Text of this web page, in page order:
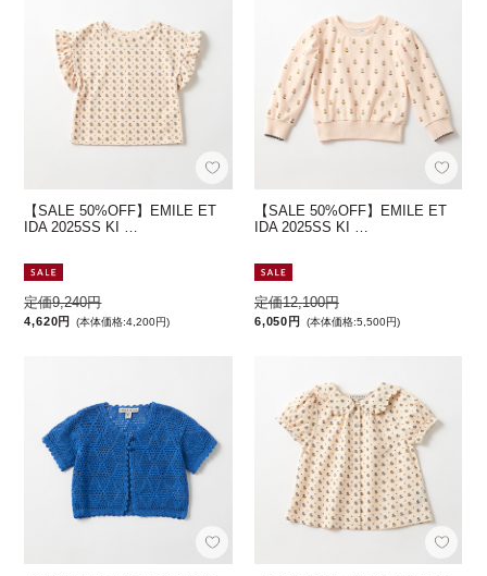
【SALE 50%OFF】EMILE ET
IDA 2025SS KI …
定価9,240円
4,620円 (本体価格:4,200円)
【SALE 50%OFF】EMILE ET
IDA 2025SS KI …
定価12,100円
6,050円 (本体価格:5,500円)